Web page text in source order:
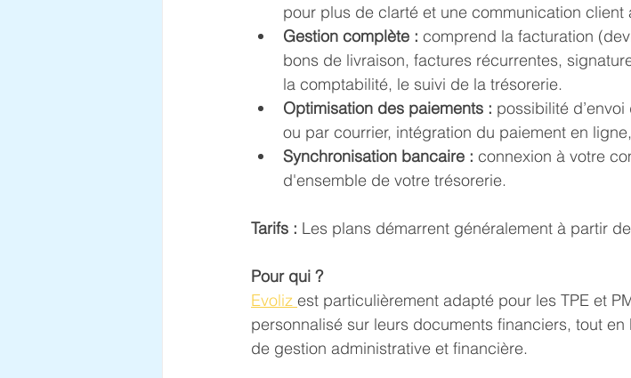
pour plus de clarté et une communication client
Gestion complète : comprend la facturation
bons de livraison, factures récurrentes,
la comptabilité, le suivi de la trésorerie.
Optimisation des paiements : possibilité
ou par courrier, intégration du paiement en
Synchronisation bancaire : connexion à votre
d'ensemble de votre trésorerie.
Tarifs : Les plans démarrent généralement à partir
Pour qui ?
Evoliz est particulièrement adapté pour les TPE et
personnalisé sur leurs documents financiers, tout
de gestion administrative et financière.